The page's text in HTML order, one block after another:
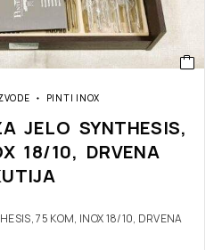
PINTI INOX
JELO SYNTHESIS,
18/10, DRVENA
75 KOM, INOX 18/10, DRVENA